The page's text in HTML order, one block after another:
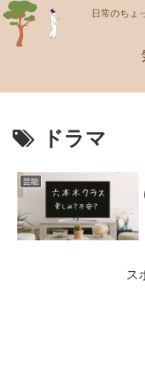
日常のちょ
ドラマ
芸能
ス